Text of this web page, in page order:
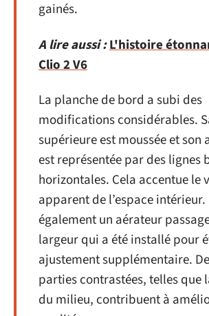
gainés.
A lire aussi :L'histoire
Clio 2 V6
La planche de bord a subi des
modifications considérables.
supérieure est moussée et son
est représentée par des lignes
horizontales. Cela accentue le
apparent de l’espace intérieur.
également un aérateur
largeur qui a été installé pour
ajustement supplémentaire.
parties contrastées, telles que
du milieu, contribuent à